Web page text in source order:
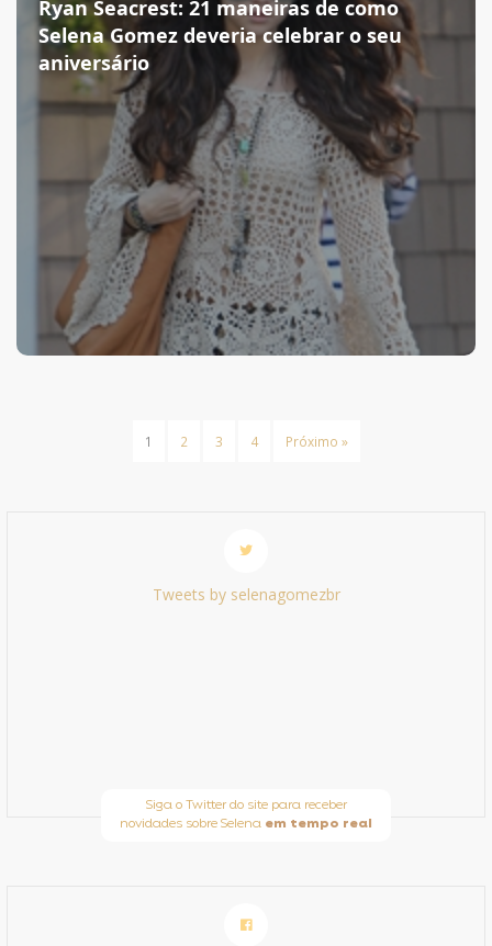
Ryan Seacrest: 21 maneiras de como
Selena Gomez deveria celebrar o seu
aniversário
1 2 3 4 Próximo »
Tweets by selenagomezbr
Siga o Twitter do site para receber
novidades sobre Selena em tempo real